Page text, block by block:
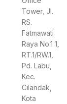
Tower, Jl.
RS.
Fatmawati
Raya No.1 1,
RT.1/RW.1,
Pd. Labu,
Kec.
Cilandak,
Kota